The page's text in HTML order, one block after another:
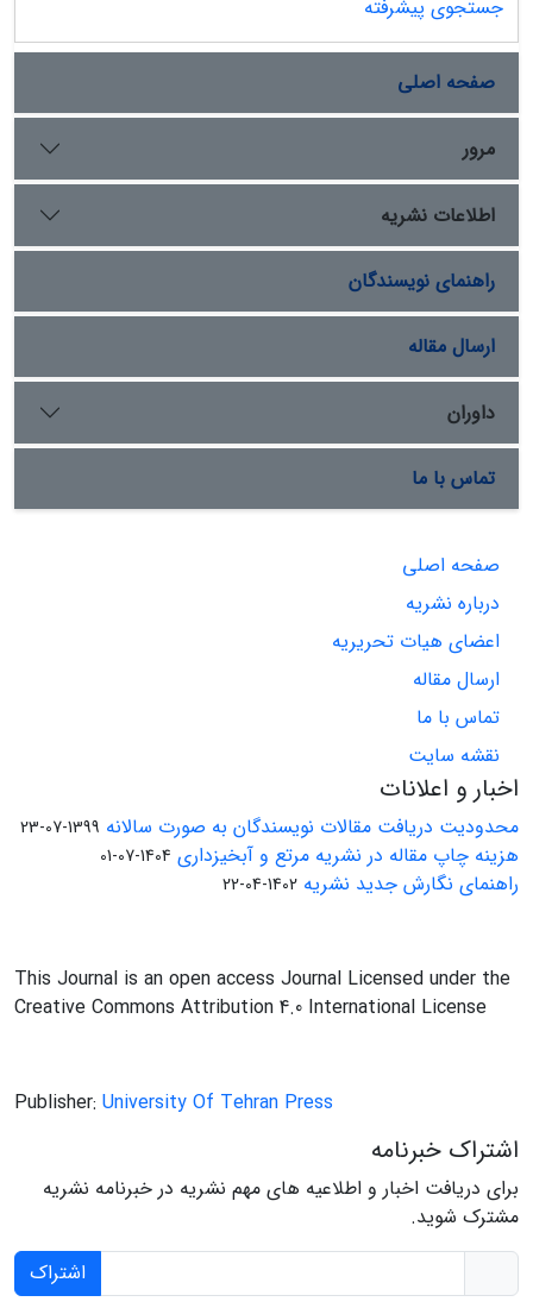
جستجوی پیشرفته
صفحه اصلی
مرور
اطلاعات نشریه
راهنمای نویسندگان
ارسال مقاله
داوران
تماس با ما
صفحه اصلی
درباره نشریه
اعضای هیات تحریریه
ارسال مقاله
تماس با ما
نقشه سایت
اخبار و اعلانات
محدودیت دریافت مقالات نویسندگان به صورت سالانه 1399-07-23
هزینه چاپ مقاله در نشریه مرتع و آبخیزداری 1404-07-01
راهنمای نگارش جدید نشریه 1402-04-22
This Journal is an open access Journal Licensed under the
Creative Commons Attribution 4.0 International License
Publisher: University Of Tehran Press
اشتراک خبرنامه
برای دریافت اخبار و اطلاعیه های مهم نشریه در خبرنامه نشریه
مشترک شوید.
اشتراک